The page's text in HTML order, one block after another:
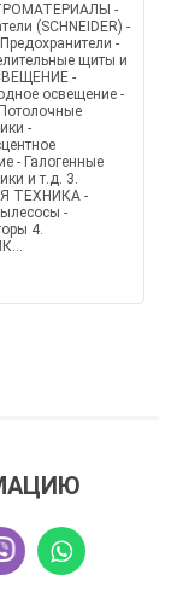
-
(SCHNEIDER) -
-
щиты и
-
освещение -
-
- Галогенные
и т.д. 3.
ТЕХНИКА -
-
4.